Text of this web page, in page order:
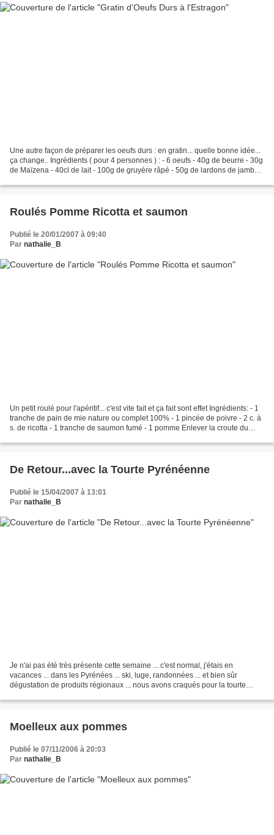
Une autre façon de préparer les oeufs durs : en gratin... quelle bonne idée...
ça change.. Ingrédients ( pour 4 personnes ) : - 6 oeufs - 40g de beurre - 30g
de Maïzena - 40cl de lait - 100g de gruyère râpé - 50g de lardons de jambon
Roulés Pomme Ricotta et saumon
Publié le 20/01/2007 à 09:40
Par nathalie_B
Un petit roulé pour l'apéritif... c'est vite fait et ça fait sont effet Ingrédients: - 1
tranche de pain de mie nature ou complet 100% - 1 pincée de poivre - 2 c. à
s. de ricotta - 1 tranche de saumon fumé - 1 pomme Enlever la croute du
De Retour...avec la Tourte Pyrénéenne
Publié le 15/04/2007 à 13:01
Par nathalie_B
Je n'ai pas été très présente cette semaine ... c'est normal, j'étais en
vacances ... dans les Pyrénées ... ski, luge, randonnées ... et bien sûr
dégustation de produits régionaux ... nous avons craqués pour la tourte
Moelleux aux pommes
Publié le 07/11/2006 à 20:03
Par nathalie_B